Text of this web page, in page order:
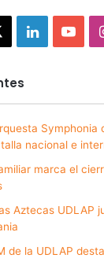
LinkedIn
Symphonia
nacional e
marca el
Aztecas UDLAP
de la UDLAP